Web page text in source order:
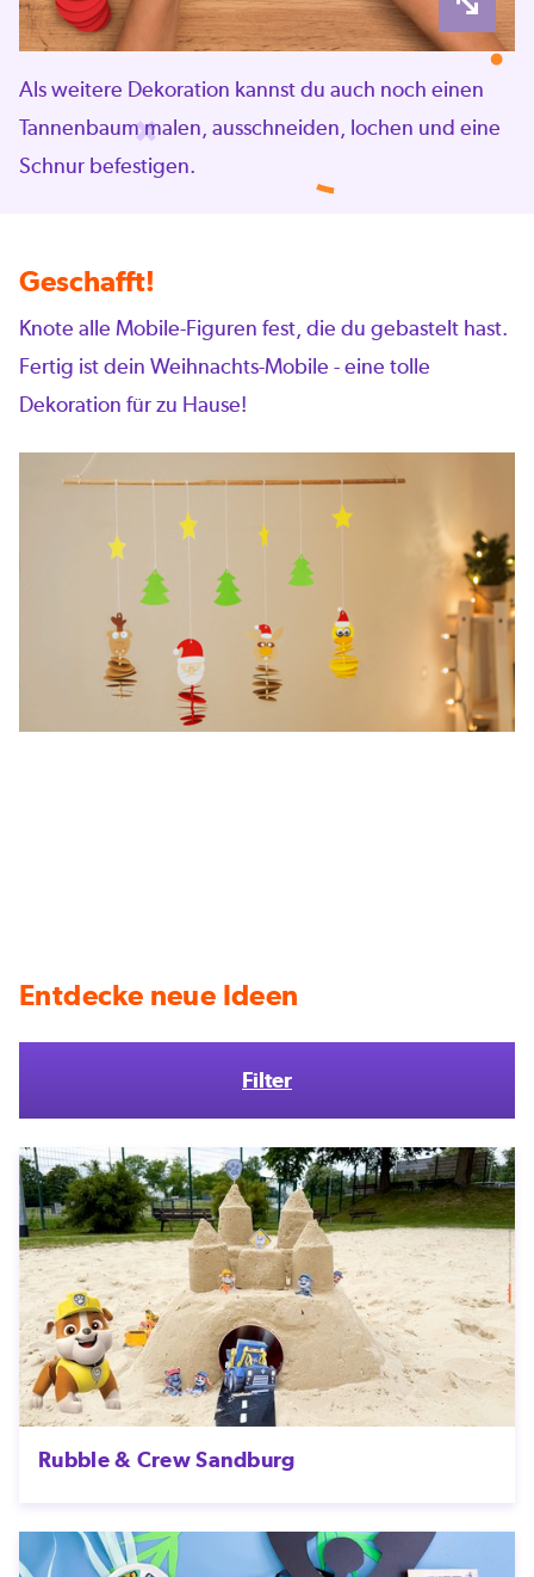
Als weitere Dekoration kannst du auch noch einen
Tannenbaum malen, ausschneiden, lochen und eine
Schnur befestigen.
Geschafft!
Knote alle Mobile-Figuren fest, die du gebastelt hast.
Fertig ist dein Weihnachts-Mobile - eine tolle
Dekoration für zu Hause!
Entdecke neue Ideen
Filter
Rubble & Crew Sandburg